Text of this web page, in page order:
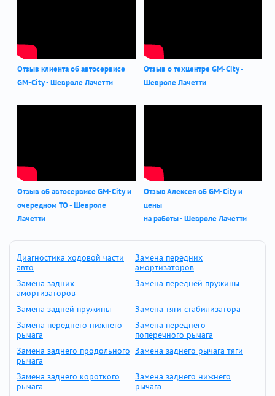
Отзыв клиента об автосервисе
GM-City - Шевроле Лачетти
Отзыв о техцентре GM-City -
Шевроле Лачетти
Отзыв об автосервисе GM-City и
очередном ТО - Шевроле
Лачетти
Отзыв Алексея об GM-City и
цены
на работы - Шевроле Лачетти
Диагностика ходовой части
авто
Замена передних
амортизаторов
Замена задних
амортизаторов
Замена передней пружины
Замена задней пружины
Замена тяги стабилизатора
Замена переднего нижнего
рычага
Замена переднего
поперечного рычага
Замена заднего продольного
рычага
Замена заднего рычага тяги
Замена заднего короткого
рычага
Замена заднего нижнего
рычага